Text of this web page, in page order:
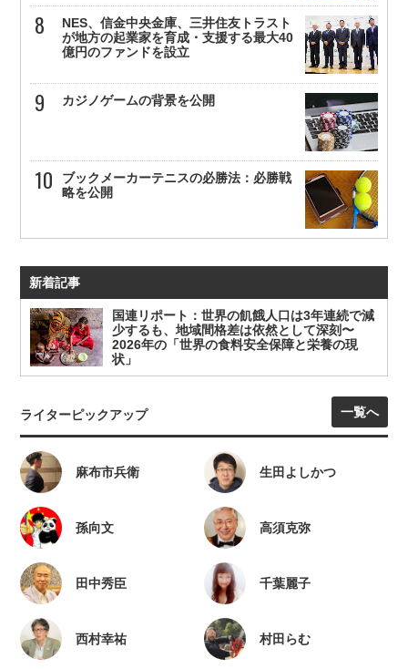
NES、信金中央金庫、三井住友トラスト
が地方の起業家を育成・支援する最大40
億円のファンドを設立
カジノゲームの背景を公開
ブックメーカーテニスの必勝法：必勝戦
略を公開
新着記事
国連リポート：世界の飢餓人口は3年連続で減
少するも、地域間格差は依然として深刻〜
2026年の「世界の食料安全保障と栄養の現
状」
ライターピックアップ 一覧へ
麻布市兵衛 生田よしかつ
孫向文 高須克弥
田中秀臣 千葉麗子
西村幸祐 村田らむ